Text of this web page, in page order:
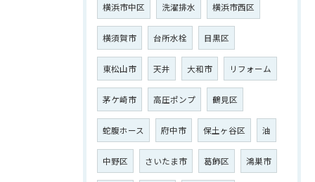
横浜市中区 洗濯排水 横浜市西区
横須賀市 台所水栓 目黒区
東松山市 天井 大和市 リフォーム
茅ケ崎市 高圧ポンプ 鶴見区
蛇腹ホース 府中市 保土ヶ谷区 油
中野区 さいたま市 葛飾区 鴻巣市
ご相談はこちら